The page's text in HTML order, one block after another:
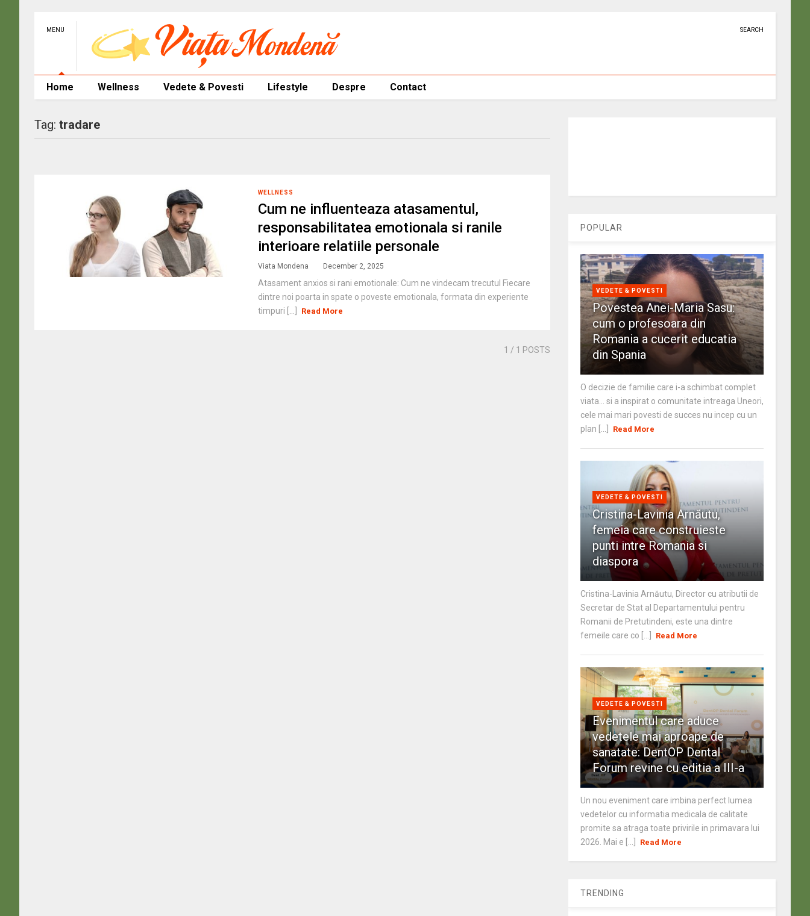
MENU SEARCH
Home Wellness Vedete & Povesti Lifestyle Despre Contact
Tag: tradare
WELLNESS
Cum ne influenteaza atasamentul,
responsabilitatea emotionala si ranile
interioare relatiile personale
Viata Mondena December 2, 2025
Atasament anxios si rani emotionale: Cum ne vindecam trecutul Fiecare
dintre noi poarta in spate o poveste emotionala, formata din experiente
timpuri [...]
Read More
1 / 1 POSTS
POPULAR
VEDETE & POVESTI
Povestea Anei-Maria Sasu:
cum o profesoara din
Romania a cucerit educatia
din Spania
O decizie de familie care i-a schimbat complet
viata… si a inspirat o comunitate intreaga Uneori,
cele mai mari povesti de succes nu incep cu un
plan [...]
Read More
VEDETE & POVESTI
Cristina-Lavinia Arnăutu,
femeia care construieste
punti intre Romania si
diaspora
Cristina-Lavinia Arnăutu, Director cu atributii de
Secretar de Stat al Departamentului pentru
Romanii de Pretutindeni, este una dintre
femeile care co [...]
Read More
VEDETE & POVESTI
Evenimentul care aduce
vedetele mai aproape de
sanatate: DentOP Dental
Forum revine cu editia a III-a
Un nou eveniment care imbina perfect lumea
vedetelor cu informatia medicala de calitate
promite sa atraga toate privirile in primavara lui
2026. Mai e [...]
Read More
TRENDING